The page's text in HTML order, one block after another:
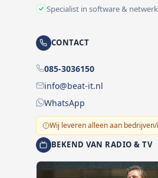
Specialist in software &
CONTACT
085-3036150
info@beat-it.nl
WhatsApp
Wij leveren alleen aan
BEKEND VAN RADIO & TV